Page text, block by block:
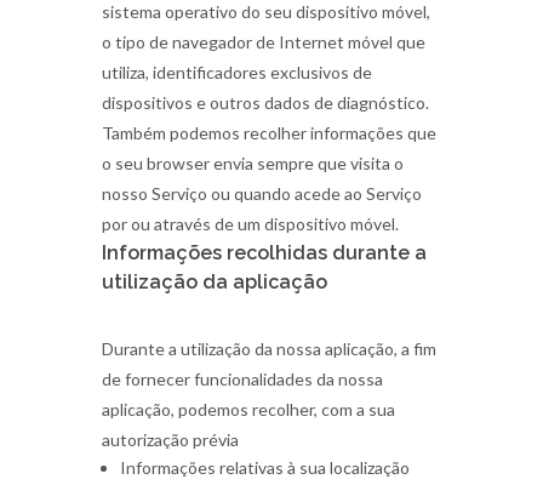
sistema operativo do seu dispositivo móvel,
o tipo de navegador de Internet móvel que
utiliza, identificadores exclusivos de
dispositivos e outros dados de diagnóstico.
Também podemos recolher informações que
o seu browser envia sempre que visita o
nosso Serviço ou quando acede ao Serviço
por ou através de um dispositivo móvel.
Informações recolhidas durante a
utilização da aplicação
Durante a utilização da nossa aplicação, a fim
de fornecer funcionalidades da nossa
aplicação, podemos recolher, com a sua
autorização prévia
Informações relativas à sua localização